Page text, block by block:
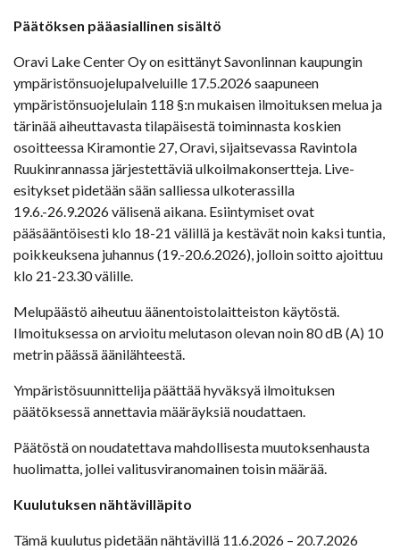
Päätöksen pääasiallinen sisältö
Oravi Lake Center Oy on esittänyt Savonlinnan kaupungin
ympäristönsuojelupalveluille 17.5.2026 saapuneen
ympäristönsuojelulain 118 §:n mukaisen ilmoituksen melua ja
tärinää aiheuttavasta tilapäisestä toiminnasta koskien
osoitteessa Kiramontie 27, Oravi, sijaitsevassa Ravintola
Ruukinrannassa järjestettäviä ulkoilmakonsertteja. Live-
esitykset pidetään sään salliessa ulkoterassilla
19.6.-26.9.2026 välisenä aikana. Esiintymiset ovat
pääsääntöisesti klo 18-21 välillä ja kestävät noin kaksi tuntia,
poikkeuksena juhannus (19.-20.6.2026), jolloin soitto ajoittuu
klo 21-23.30 välille.
Melupäästö aiheutuu äänentoistolaitteiston käytöstä.
Ilmoituksessa on arvioitu melutason olevan noin 80 dB (A) 10
metrin päässä äänilähteestä.
Ympäristösuunnittelija päättää hyväksyä ilmoituksen
päätöksessä annettavia määräyksiä noudattaen.
Päätöstä on noudatettava mahdollisesta muutoksenhausta
huolimatta, jollei valitusviranomainen toisin määrää.
Kuulutuksen nähtävilläpito
Tämä kuulutus pidetään nähtävillä 11.6.2026 – 20.7.2026